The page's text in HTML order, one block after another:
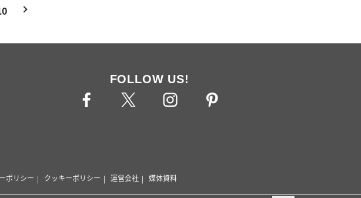
FOLLOW US!
ポリシー クッキーポリシー 運営会社 媒体資料